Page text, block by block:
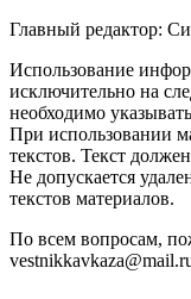
Главный редактор:
Использование
исключительно на
необходимо
При использовании
текстов. Текст
Не допускается
текстов материалов.
По всем вопросам,